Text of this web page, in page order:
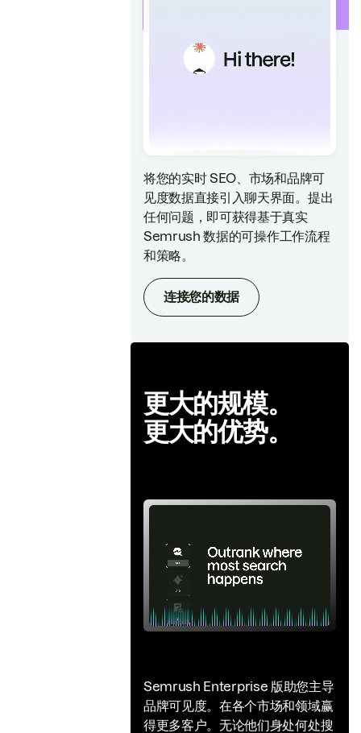
将您的实时 SEO、市场和品牌可
见度数据直接引入聊天界面。提出
任何问题，即可获得基于真实
Semrush 数据的可操作工作流程
和策略。
连接您的数据
更大的规模。
更大的优势。
Semrush Enterprise 版助您主导
品牌可见度。在各个市场和领域赢
得更多客户。无论他们身处何处搜